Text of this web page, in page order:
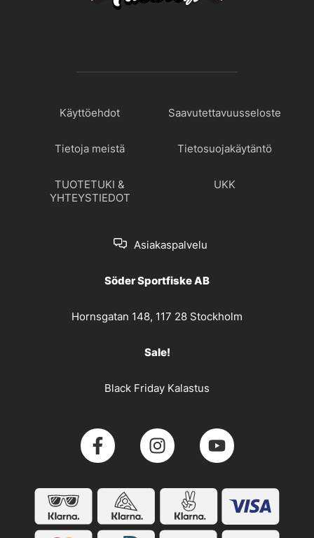
Käyttöehdot Saavutettavuusseloste
Tietoja meistä Tietosuojakäytäntö
TUOTETUKI &
YHTEYSTIEDOT
UKK
Asiakaspalvelu
Söder Sportfiske AB
Hornsgatan 148, 117 28 Stockholm
Sale!
Black Friday Kalastus